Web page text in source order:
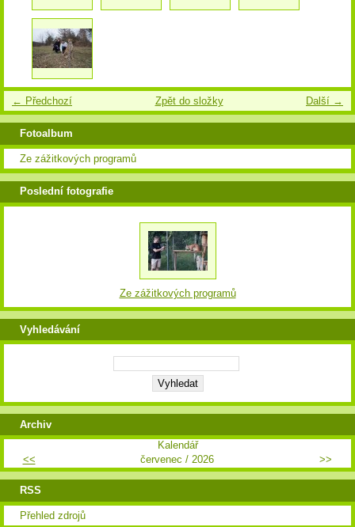
← Předchozí Další →
Zpět do složky
Fotoalbum
Ze zážitkových programů
Poslední fotografie
Ze zážitkových programů
Vyhledávání
Archiv
Kalendář
<<
červenec / 2026 >>
RSS
Přehled zdrojů